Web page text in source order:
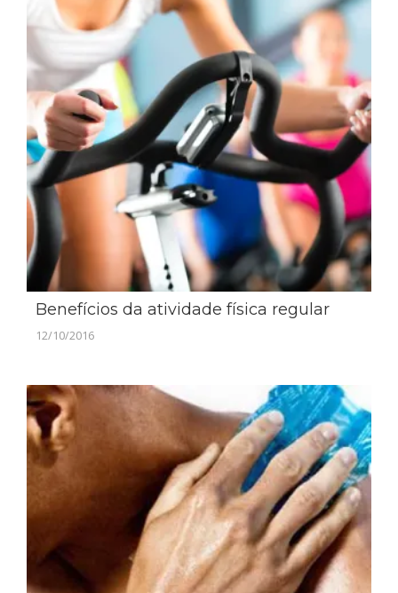
Benefícios da atividade física regular
12/10/2016